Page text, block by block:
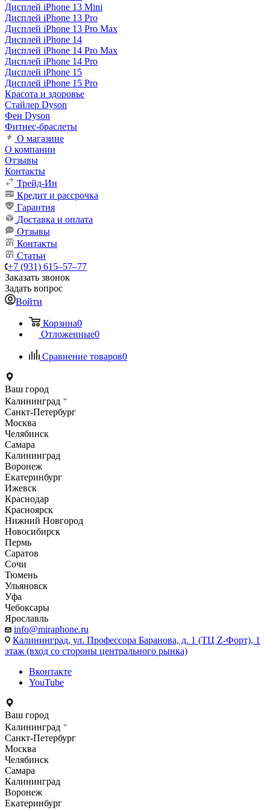
Дисплей iPhone 13 Mini
Дисплей iPhone 13 Pro
Дисплей iPhone 13 Pro Max
Дисплей iPhone 14
Дисплей iPhone 14 Pro Max
Дисплей iPhone 14 Pro
Дисплей iPhone 15
Дисплей iPhone 15 Pro
Красота и здоровье
Стайлер Dyson
Фен Dyson
Фитнес-браслеты
О магазине
О компании
Отзывы
Контакты
Трейд-Ин
Кредит и рассрочка
Гарантия
Доставка и оплата
Отзывы
Контакты
Статьи
+7 (931) 615‒57‒77
Заказать звонок
Задать вопрос
Войти
Корзина0
Отложенные0
Сравнение товаров0
Ваш город
Калининград
Санкт-Петербург
Москва
Челябинск
Самара
Калининград
Воронеж
Екатеринбург
Ижевск
Краснодар
Красноярск
Нижний Новгород
Новосибирск
Пермь
Саратов
Сочи
Тюмень
Ульяновск
Уфа
Чебоксары
Ярославль
info@miraphone.ru
Калининград, ул. Профессора Баранова, д. 1 (ТЦ Z-Форт), 1
этаж (вход со стороны центрального рынка)
Вконтакте
YouTube
Ваш город
Калининград
Санкт-Петербург
Москва
Челябинск
Самара
Калининград
Воронеж
Екатеринбург